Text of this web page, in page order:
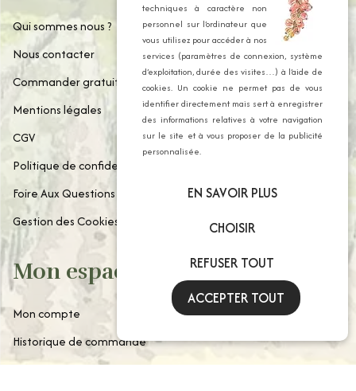
Qui sommes nous ?
Nous contacter
Commander gratuitement notre catalogue
Mentions légales
CGV
Politique de confidentialité
Foire Aux Questions
Gestion des Cookies
Mon espace client
Mon compte
Historique de commande
Paniers enregistrés
techniques à caractère non
personnel sur l’ordinateur que
vous utilisez pour accéder à nos
services (paramètres de connexion, système
d’exploitation, durée des visites…) à l’aide de
cookies. Un cookie ne permet pas de vous
identifier directement mais sert à enregistrer
des informations relatives à votre navigation
sur le site et à vous proposer de la publicité
personnalisée.
EN SAVOIR PLUS
CHOISIR
REFUSER TOUT
ACCEPTER TOUT